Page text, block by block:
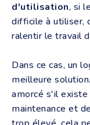
d'utilisation, si
difficile à utiliser,
ralentir le travail
Dans ce cas, un
meilleure
amorcé s'il existe
maintenance et